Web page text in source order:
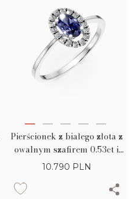
Pierścionek z białego złota z
owalnym szafirem 0.53ct i
diamentami 0.18ct
10.790 PLN